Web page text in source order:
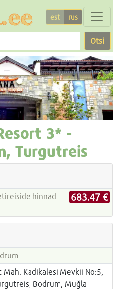
est rus
Otsi
3* -
Turgutreis
hinnad
683.47 €
Mah. Kadikalesi Mevkii No:5,
Bodrum, Muğla